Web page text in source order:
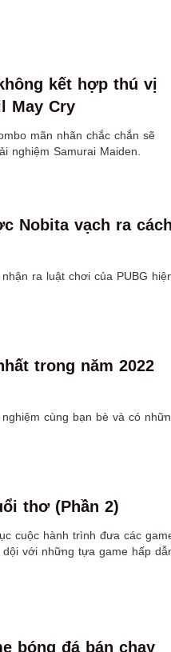
kết hợp thú vị
May Cry
mãn nhãn chắc chắn sẽ
nghiệm Samurai Maiden.
Nobita vạch ra cách
ra luật chơi của PUBG
trong năm 2022
cùng bạn bè và có
thơ (Phần 2)
cuộc hành trình đưa các
với những tựa game hấp
bóng đá bán chạy